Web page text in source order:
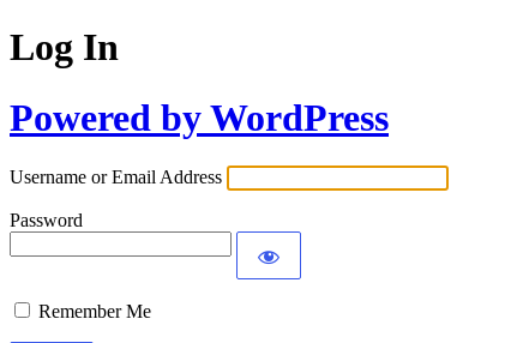
Log In
Powered by WordPress
Username or Email Address
Password
Remember Me